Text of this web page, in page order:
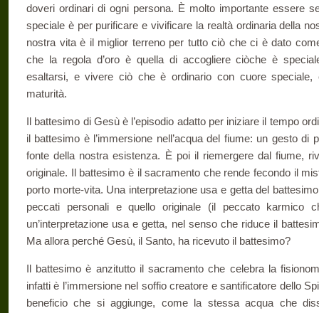
do­veri ordinari di ogni persona. È molto importante essere
speciale è per purificare e vivificare la realtà ordinaria della
nostra vita è il miglior terreno per tutto ciò che ci è dato
che la regola d’oro è quella di accogliere ciòche è
esaltarsi, e vivere ciò che è ordinario con cuore speciale,
maturità.
Il battesimo di Gesù è l’episodio adatto per iniziare il tempo
il battesimo è l’immersione nell’acqua del fiume: un gesto di
fonte della nostra esistenza. È poi il riemergere dal fiume,
originale. Il battesimo è il sacra­mento che rende fecondo il
porto morte-vita. Una interpretazione usa e getta del
peccati personali e quello originale (il peccato karmico
un’interpreta­zione usa e getta, nel senso che riduce il
Ma allora perché Gesù, il Santo, ha ricevuto il bat­tesimo?
Il battesimo è anzitutto il sacramento che celebra la
infatti è l’immersione nel soffio crea­tore e santificatore dello
be­neficio che si aggiunge, come la stessa acqua che